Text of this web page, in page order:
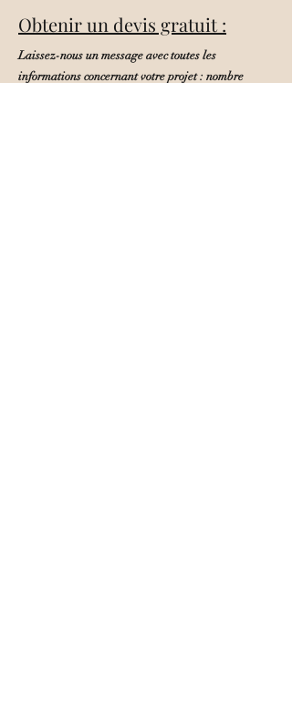
Obtenir un devis gratuit :
Laissez-nous un message avec toutes les
informations concernant votre projet : nombre